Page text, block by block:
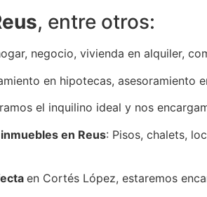
, entre otros:
negocio, vivienda en alquiler,
en hipotecas, asesoramiento
el inquilino ideal y nos
en Reus: Pisos, chalets,
en Cortés López, estaremos